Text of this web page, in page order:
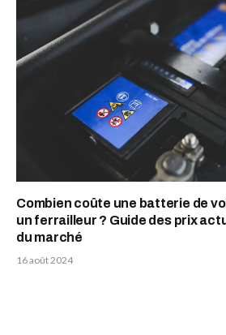
Combien coûte une batterie de
un ferrailleur ? Guide des prix
du marché
16 août 2024